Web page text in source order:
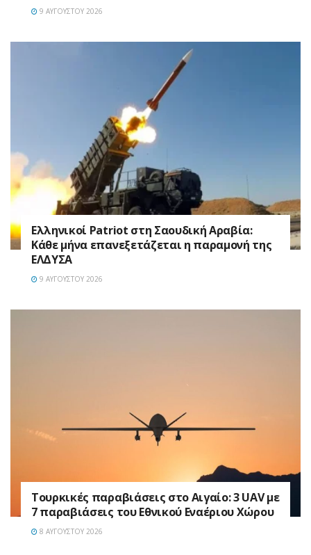
9 ΑΥΓΟΎΣΤΟΥ 2026
Ελληνικοί Patriot στη Σαουδική Αραβία:
Κάθε μήνα επανεξετάζεται η παραμονή της
ΕΛΔΥΣΑ
9 ΑΥΓΟΎΣΤΟΥ 2026
Τουρκικές παραβιάσεις στο Αιγαίο: 3 UAV με
7 παραβιάσεις του Εθνικού Εναέριου Χώρου
8 ΑΥΓΟΎΣΤΟΥ 2026